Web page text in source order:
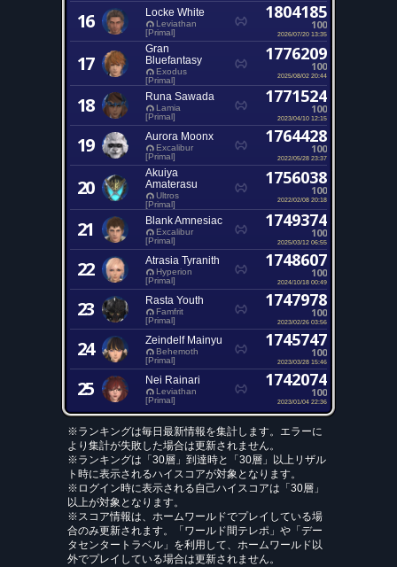
16 Locke White
Leviathan
[Primal]
1804185
100
2026/07/20 13:35
17
Gran
Bluefantasy
Exodus
[Primal]
1776209
100
2025/08/02 20:44
18 Runa Sawada
Lamia
[Primal]
1771524
100
2023/04/10 12:15
19 Aurora Moonx
Excalibur
[Primal]
1764428
100
2022/05/28 23:37
20
Akuiya
Amaterasu
Ultros
[Primal]
1756038
100
2022/02/08 20:18
21 Blank Amnesiac
Excalibur
[Primal]
1749374
100
2025/03/12 06:55
22 Atrasia Tyranith
Hyperion
[Primal]
1748607
100
2024/10/18 00:49
23 Rasta Youth
Famfrit
[Primal]
1747978
100
2023/02/26 03:56
24 Zeindelf Mainyu
Behemoth
[Primal]
1745747
100
2023/03/28 15:46
25 Nei Rainari
Leviathan
[Primal]
1742074
100
2023/01/04 22:36
※ランキングは毎日最新情報を集計します。エラーに
より集計が失敗した場合は更新されません。
※ランキングは「30層」到達時と「30層」以上リザル
ト時に表示されるハイスコアが対象となります。
※ログイン時に表示される自己ハイスコアは「30層」
以上が対象となります。
※スコア情報は、ホームワールドでプレイしている場
合のみ更新されます。「ワールド間テレポ」や「デー
タセンタートラベル」を利用して、ホームワールド以
外でプレイしている場合は更新されません。